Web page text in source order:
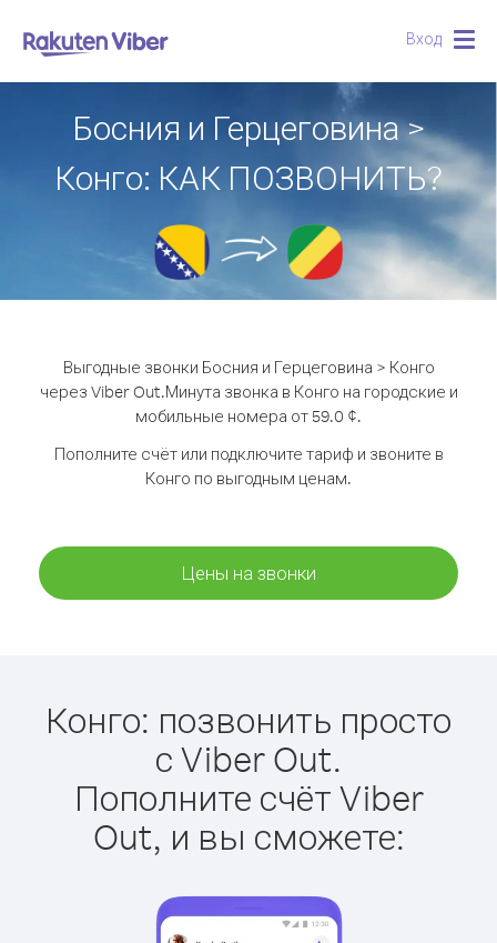
Вход
Босния и Герцеговина >
Конго: КАК ПОЗВОНИТЬ?
Выгодные звонки Босния и Герцеговина > Конго
через Viber Out.Минута звонка в Конго на городские и
мобильные номера от 59.0 ¢.
Пополните счёт или подключите тариф и звоните в
Конго по выгодным ценам.
Цены на звонки
Конго: позвонить просто
с Viber Out.
Пополните счёт Viber
Out, и вы сможете: